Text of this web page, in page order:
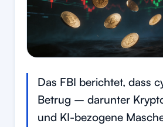
Das FBI berichtet, dass
Betrug – darunter
und KI-bezogene